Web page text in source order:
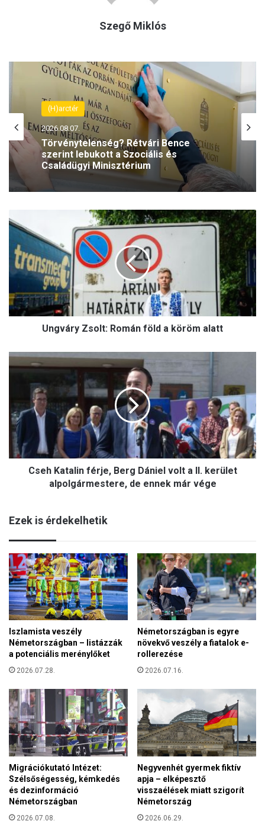
Szegő Miklós
(H)arctér
2026.08.07.
Törvénytelenség? Rétvári Bence
szerint lebukott a Szociális és
Családügyi Minisztérium
n
r
Z
s
t
:
m
á
n
r
ö
m
a
l
a
t
t
Ungváry Zsolt: Román föld a köröm alatt
C
a
l
r
,
B
e
r
g
D
á
n
i
e
v
o
l
t
a
I
.
k
e
r
Cseh Katalin férje, Berg Dániel volt a II. kerület
alpolgármestere, de ennek már vége
Ezek is érdekelhetik
Iszlamista veszély
Németországban – listázzák
a potenciális merénylőket
2026.07.28.
Németországban is egyre
növekvő veszély a fiatalok e-
rollerezése
2026.07.16.
Migrációkutató Intézet:
Szélsőségesség, kémkedés
és dezinformáció
Németországban
2026.07.08.
Negyvenhét gyermek fiktív
apja – elképesztő
visszaélések miatt szigorít
Németország
2026.06.29.